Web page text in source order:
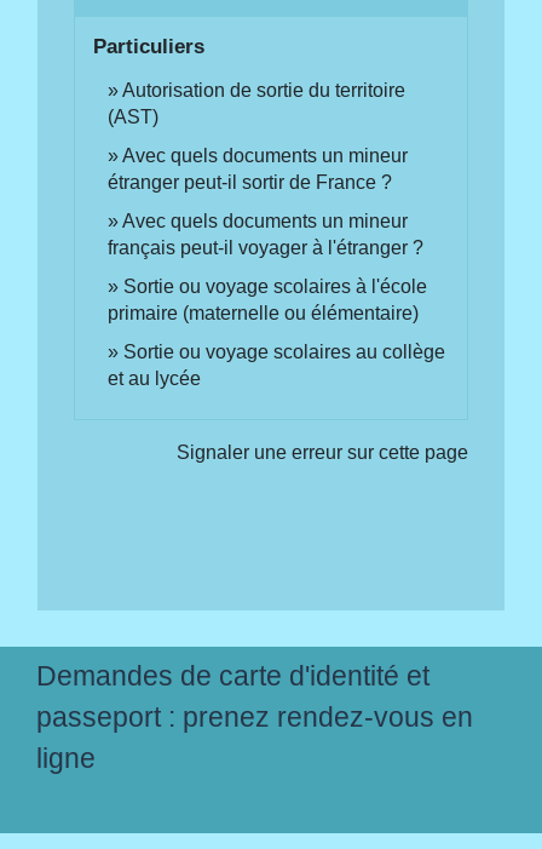
Particuliers
Autorisation de sortie du territoire
(AST)
Avec quels documents un mineur
étranger peut-il sortir de France ?
Avec quels documents un mineur
français peut-il voyager à l'étranger ?
Sortie ou voyage scolaires à l'école
primaire (maternelle ou élémentaire)
Sortie ou voyage scolaires au collège
et au lycée
Signaler une erreur sur cette page
Demandes de carte d'identité et
passeport : prenez rendez-vous en
ligne